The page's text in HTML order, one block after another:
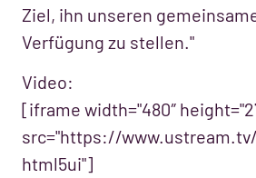
Ziel, ihn unseren
Verfügung zu stellen."
Video:
[iframe width="480″
src="https://
html5ui"]